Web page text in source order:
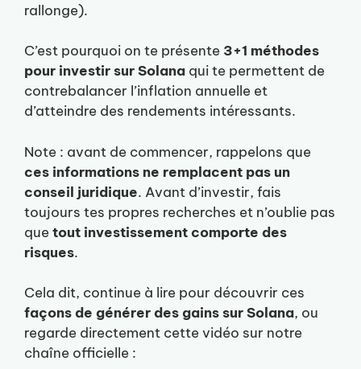
rallonge).
C’est pourquoi on te présente 3+1 méthodes
pour investir sur Solana qui te permettent de
contrebalancer l’inflation annuelle et
d’atteindre des rendements intéressants.
Note : avant de commencer, rappelons que
ces informations ne remplacent pas un
conseil juridique. Avant d’investir, fais
toujours tes propres recherches et n’oublie pas
quetout investissement comporte des
risques.
Cela dit, continue à lire pour découvrir ces
façons de générer des gains sur Solana, ou
regarde directement cette vidéo sur notre
chaîne officielle :